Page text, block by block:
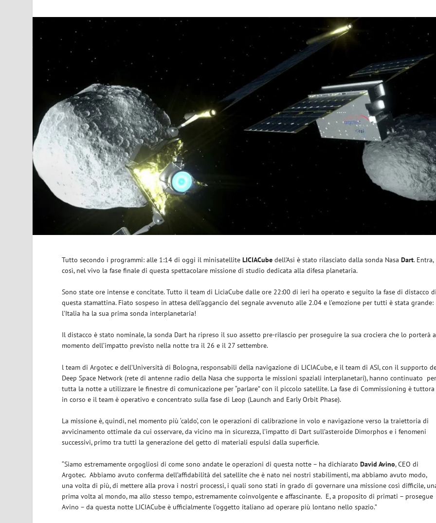
Tutto secondo i programmi: alle 1:14 di oggi il minisatelliteLICIACube dell’Asi è stato rilasciato dalla sonda NasaDart. Entra,
così, nel vivo la fase finale di questa spettacolare missione di studio dedicata alla difesa planetaria.
Sono state ore intense e concitate. Tutto il team di LiciaCube dalle ore 22:00 di ieri ha operato e seguito la fase di distacco
questa stamattina. Fiato sospeso in attesa dell’aggancio del segnale avvenuto alle 2.04 e l’emozione per tutti è stata grande:
l’Italia ha la sua prima sonda interplanetaria!
Il distacco è stato nominale, la sonda Dart ha ripreso il suo assetto pre-rilascio per proseguire la sua crociera che lo porterà
momento dell’impatto previsto nella notte tra il 26 e il 27 settembre.
l team di Argotec e dell’Università di Bologna, responsabili della navigazione di LICIACube, e il team di ASI, con il supporto
Deep Space Network (rete di antenne radio della Nasa che supporta le missioni spaziali interplanetari), hanno continuato
tutta la notte a utilizzare le finestre di comunicazione per “parlare” con il piccolo satellite. La fase di Commissioning è tuttora
in corso e il team è operativo e concentrato sulla fase di Leop (Launch and Early Orbit Phase).
La missione è, quindi, nel momento più ‘caldo’, con le operazioni di calibrazione in volo e navigazione verso la traiettoria di
avvicinamento ottimale da cui osservare, da vicino ma in sicurezza, l’impatto di Dart sull’asteroide Dimorphos e i fenomeni
successivi, primo tra tutti la generazione del getto di materiali espulsi dalla superficie.
“Siamo estremamente orgogliosi di come sono andate le operazioni di questa notte – ha dichiaratoDavid Avino, CEO di
Argotec. Abbiamo avuto conferma dell’affidabilità del satellite che è nato nei nostri stabilimenti, ma abbiamo avuto modo,
una volta di più, di mettere alla prova i nostri processi, i quali sono stati in grado di governare una missione così difficile,
prima volta al mondo, ma allo stesso tempo, estremamente coinvolgente e affascinante. E, a proposito di primati – prosegue
Avino – da questa notte LICIACube è ufficialmente l’oggetto italiano ad operare più lontano nello spazio.”